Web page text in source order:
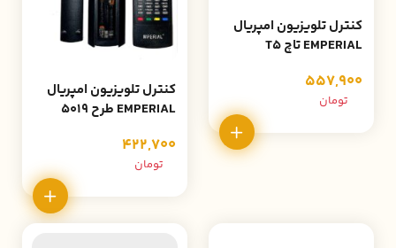
کنترل تلویزیون امپریال
EMPERIAL تاچ T5
557,900
تومان
کنترل تلویزیون امپریال
EMPERIAL طرح 5019
422,700
تومان